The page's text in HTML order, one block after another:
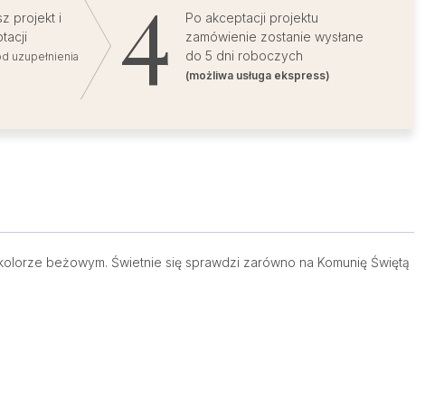
projekt i
uzupełnienia
Po akceptacji projektu
zamówienie zostanie wysłane
do 5 dni roboczych
(możliwa usługa ekspress)
beżowym. Świetnie się sprawdzi zarówno na Komunię Świętą